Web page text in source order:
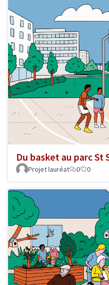
Du basket au parc St
Projet lauréat 0 0